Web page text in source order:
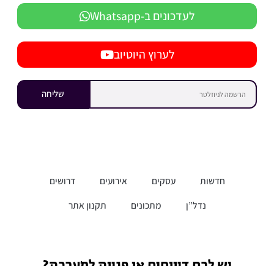
לעדכונים ב-Whatsapp
לערוץ היוטיוב
שליחה
חדשות עסקים אירועים
דרושים
נדל”ן
מתכונים תקנון אתר